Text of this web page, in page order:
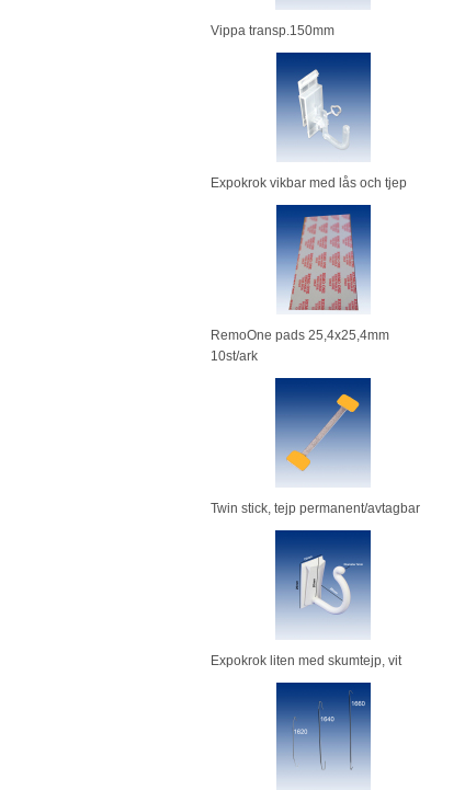
Vippa transp.150mm
Expokrok vikbar med lås och tjep
RemoOne pads 25,4x25,4mm
10st/ark
Twin stick, tejp permanent/avtagbar
Expokrok liten med skumtejp, vit